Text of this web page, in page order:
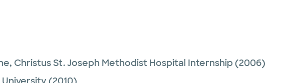
Christus St. Joseph Methodist Hospital Internship(2006)